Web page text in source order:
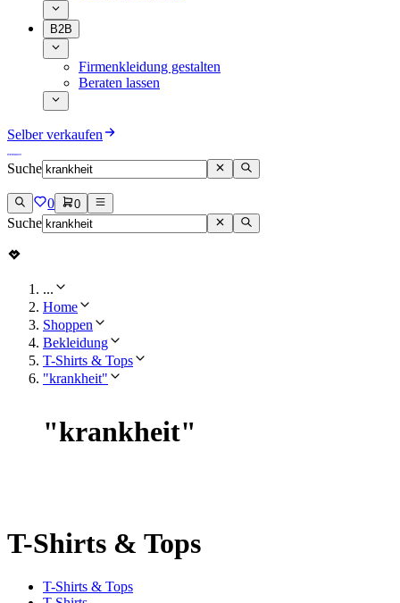
B2B
Firmenkleidung gestalten
Beraten lassen
Selber verkaufen
Suche
0 0
Suche
...
Home
Shoppen
Bekleidung
T-Shirts & Tops
"krankheit"
"krankheit"
T-Shirts & Tops
T-Shirts & Tops